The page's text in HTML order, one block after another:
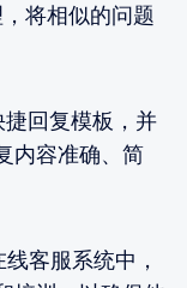
将相似的问题
回复模板，并
内容准确、简
客服系统中，